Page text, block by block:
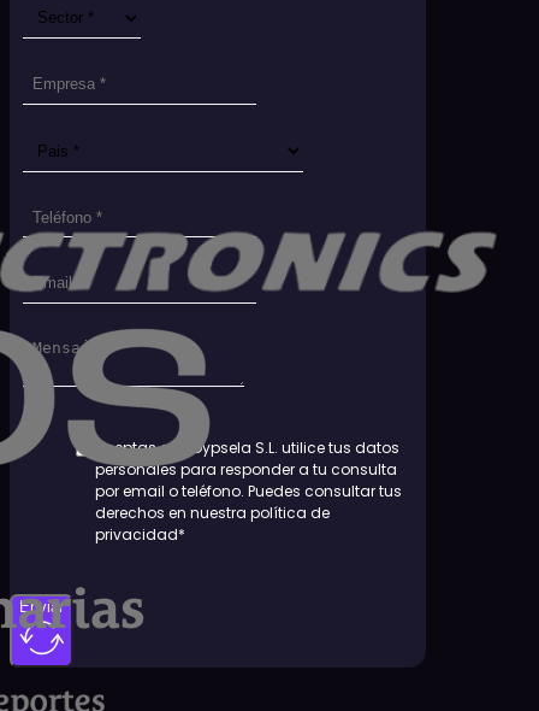
Aceptas que Dypsela S.L. utilice tus datos
personales para responder a tu consulta
por email o teléfono. Puedes consultar tus
derechos en nuestra política de
privacidad*
Enviar